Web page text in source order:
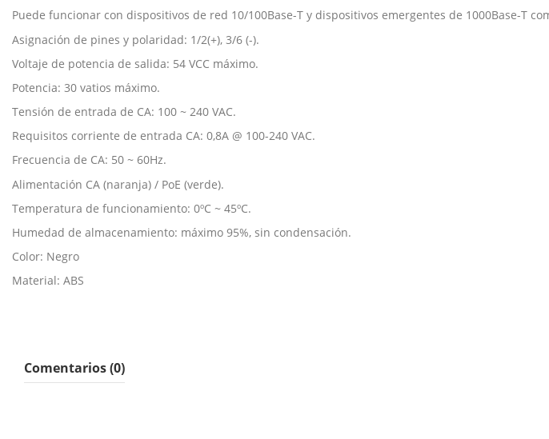
Puede funcionar con dispositivos de red 10/100Base-T y dispositivos emergentes de 1000Base-T
Asignación de pines y polaridad: 1/2(+), 3/6 (-).
Voltaje de potencia de salida: 54 VCC máximo.
Potencia: 30 vatios máximo.
Tensión de entrada de CA: 100 ~ 240 VAC.
Requisitos corriente de entrada CA: 0,8A @ 100-240 VAC.
Frecuencia de CA: 50 ~ 60Hz.
Alimentación CA (naranja) / PoE (verde).
Temperatura de funcionamiento: 0ºC ~ 45ºC.
Humedad de almacenamiento: máximo 95%, sin condensación.
Color: Negro
Material: ABS
Comentarios (0)